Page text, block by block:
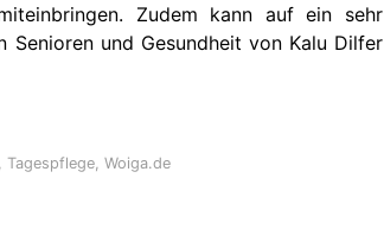
Zudem kann auf ein sehr
Senioren und Gesundheit von Kalu Dilfer
,Tagespflege,Woiga.de